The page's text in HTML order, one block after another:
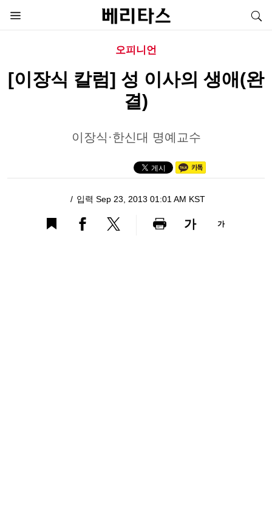
오피니언
[이장식 칼럼] 성 이사의 생애(완
결)
이장식·한신대 명예교수
입력 Sep 23, 2013 01:01 AM KST
가 가